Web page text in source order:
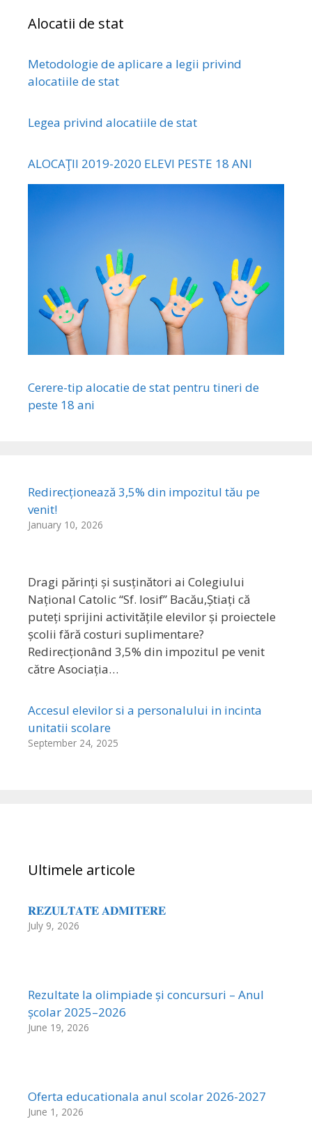
Alocatii de stat
Metodologie de aplicare a legii privind
alocatiile de stat
Legea privind alocatiile de stat
ALOCAŢII 2019-2020 ELEVI PESTE 18 ANI
Cerere-tip alocatie de stat pentru tineri de
peste 18 ani
Redirecționează 3,5% din impozitul tău pe
venit!
January 10, 2026
Dragi părinți și susținători ai Colegiului
Național Catolic “Sf. Iosif” Bacău,Știați că
puteți sprijini activitățile elevilor și proiectele
școlii fără costuri suplimentare?
Redirecționând 3,5% din impozitul pe venit
către Asociația…
Accesul elevilor si a personalului in incinta
unitatii scolare
September 24, 2025
Ultimele articole
𝐑𝐄𝐙𝐔𝐋𝐓𝐀𝐓𝐄 𝐀𝐃𝐌𝐈𝐓𝐄𝐑𝐄
July 9, 2026
Rezultate la olimpiade și concursuri – Anul
școlar 2025–2026
June 19, 2026
Oferta educationala anul scolar 2026-2027
June 1, 2026